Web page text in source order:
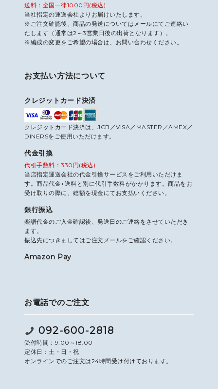
送料：全国一律1000円(税込)
当社指定の運送会社よりお届けいたします。
※ご注文確認後、商品の発送についてはメールにてご連絡い
たします（通常は2～3営業日後の出荷となります）。
※編成の変更をご希望の場合は、お問い合わせください。
お支払い方法について
クレジットカード決済
クレジットカード決済は、JCB／VISA／MASTER／AMEX／
DINERSをご使用いただけます。
代金引換
代引手数料：330円(税込)
当店指定運送会社の代金引換サービスをご利用いただけま
す。商品代金+送料と別に代引手数料がかかります。商品をお
受け取りの際に、総額を現金にてお支払いください。
銀行振込
楽譜代金のご入金確認後、発送日のご連絡をさせていただき
ます。
振込先につきましてはご注文メールをご確認ください。
Amazon Pay
お電話でのご注文
092-600-2818
受付時間：9:00～18:00
定休日：土・日・祝
オンラインでのご注文は24時間受け付けております。